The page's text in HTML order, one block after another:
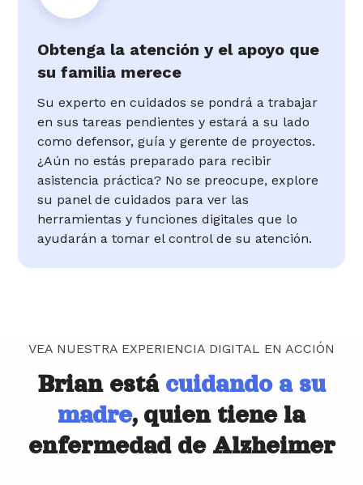
Obtenga la atención y el apoyo que
su familia merece
Su experto en cuidados se pondrá a trabajar
en sus tareas pendientes y estará a su lado
como defensor, guía y gerente de proyectos.
¿Aún no estás preparado para recibir
asistencia práctica? No se preocupe, explore
su panel de cuidados para ver las
herramientas y funciones digitales que lo
ayudarán a tomar el control de su atención.
VEA NUESTRA EXPERIENCIA DIGITAL EN ACCIÓN
Brian está cuidando a su
madre, quien tiene la
enfermedad de Alzheimer